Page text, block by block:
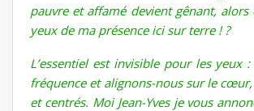
pauvre et affamé devient gênant,
yeux de ma présence ici sur terre ! ?
L’essentiel est invisible pour les yeux
fréquence et alignons-nous sur le
et centrés. Moi Jean-Yves je vous